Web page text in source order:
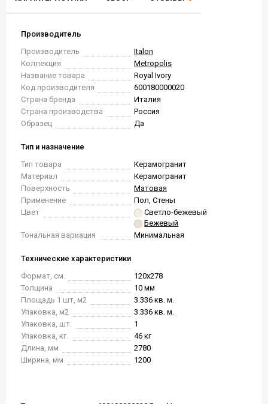
Производитель
Производитель
Italon
Коллекция
Metropolis
Название товара
Royal Ivory
Код производителя
600180000020
Страна бренда
Италия
Страна производства
Россия
Образец
Да
Тип и назначение
Тип товара
Керамогранит
Материал
Керамогранит
Поверхность
Матовая
Применение
Пол, Стены
Цвет
Светло-бежевый
Бежевый
Тональная вариация
Минимальная
Технические характеристики
Формат, см.
120x278
Толщина
10 мм
Площадь 1 шт, м2
3.336 кв. м.
Упаковка, м2
3.336 кв. м.
Упаковка, шт.
1
Упаковка, кг.
46 кг
Длина, мм
2780
Ширина, мм
1200